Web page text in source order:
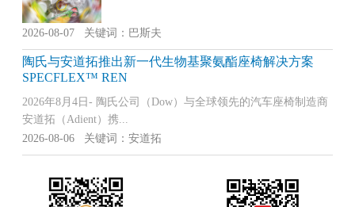
2026-08-07 关键词：巴斯夫
陶氏与安道拓推出新一代生物基聚氨酯座椅解决方案
SPECFLEX™ REN
2026年8月4日- 陶氏公司（Dow）与全球领先的汽车座椅制造商
安道拓（Adient）携...
2026-08-06 关键词：安道拓